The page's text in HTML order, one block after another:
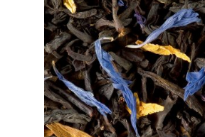
Calendriers de l’Avent
Chutneys, confits et crèmes
Coffrets à offrir
Coffrets épicés